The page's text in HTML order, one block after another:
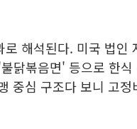
해석된다. 미국 법인
닭볶음면' 등으로 한
중심 구조다 보니 고